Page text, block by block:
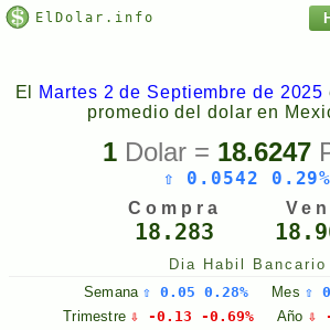
ElDolar.info
El Martes 2 de Septiembre de 2025
promedio del dolar en
1 Dolar = 18.6247
⇧ 0.0542 0.29%
Compra
18.283
Dia Habil Bancario
Semana ⇧ 0.05 0.28% Mes ⇧
Trimestre ⇩ -0.13 -0.69% Año ⇩